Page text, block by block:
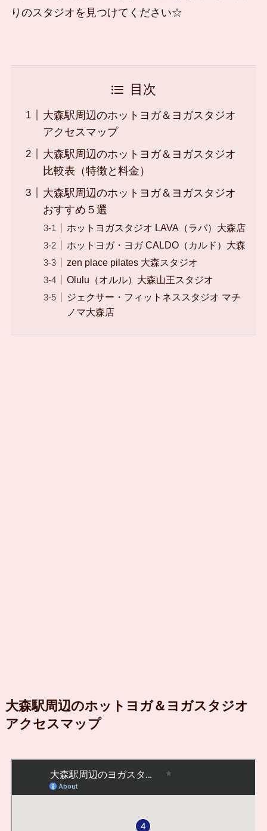
りのスタジオを見つけてください☆
目次
大森駅周辺のホットヨガ＆ヨガスタジオ
アクセスマップ
大森駅周辺のホットヨガ＆ヨガスタジオ
比較表（特徴と料金）
大森駅周辺のホットヨガ＆ヨガスタジオ
おすすめ５選
ホットヨガスタジオ LAVA（ラバ）大森店
ホットヨガ・ヨガ CALDO（カルド）大森
zen place pilates 大森スタジオ
Olulu（オルル）大森山王スタジオ
ジェクサー・フィットネススタジオ マチ
ノマ大森店
大森駅周辺のホットヨガ＆ヨガスタジオ
アクセスマップ